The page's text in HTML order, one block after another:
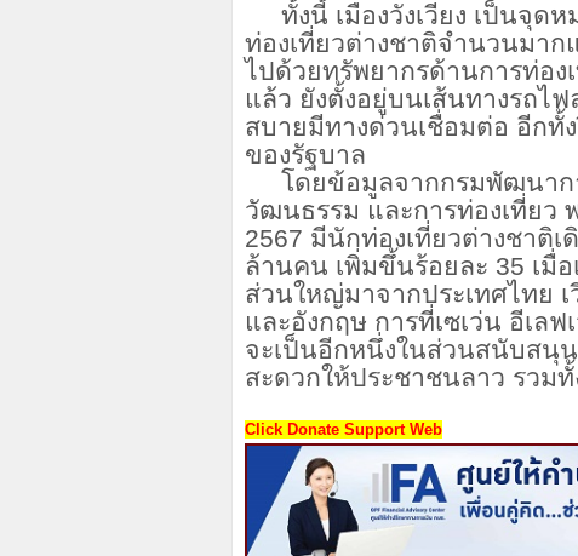
ทั้งนี้ เมืองวังเวียง เป็นจุด
ท่องเที่ยวต่างชาติจำนวนมาก
ไปด้วยทรัพยากรด้านการท่อง
แล้ว ยังตั้งอยู่บนเส้นทางรถไ
สบายมีทางด่วนเชื่อมต่อ อีกทั้
ของรัฐบาล
โดยข้อมูลจากกรมพัฒนากา
วัฒนธรรม และการท่องเที่ยว
2567 มีนักท่องเที่ยวต่างชาติ
ล้านคน เพิ่มขึ้นร้อยละ 35 เมื่
ส่วนใหญ่มาจากประเทศไทย
และอังกฤษ การที่เซเว่น อีเล
จะเป็นอีกหนึ่งในส่วนสนับสนุ
สะดวกให้ประชาชนลาว รวม
Click Donate Support Web